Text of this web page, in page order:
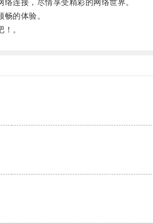
连接，尽情享受精彩的网络世界。
的体验。
。